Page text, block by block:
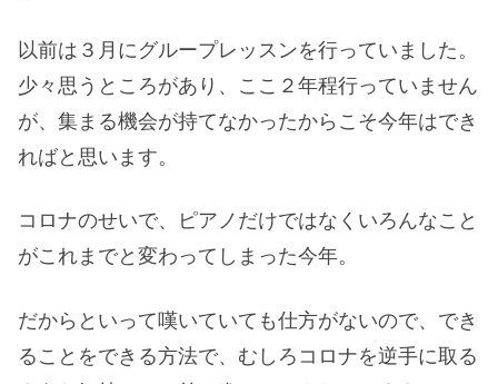
以前は３月にグループレッスンを行っていました。
少々思うところがあり、ここ２年程行っていません
が、集まる機会が持てなかったからこそ今年はでき
ればと思います。
コロナのせいで、ピアノだけではなくいろんなこと
がこれまでと変わってしまった今年。
だからといって嘆いていても仕方がないので、でき
ることをできる方法で、むしろコロナを逆手に取る